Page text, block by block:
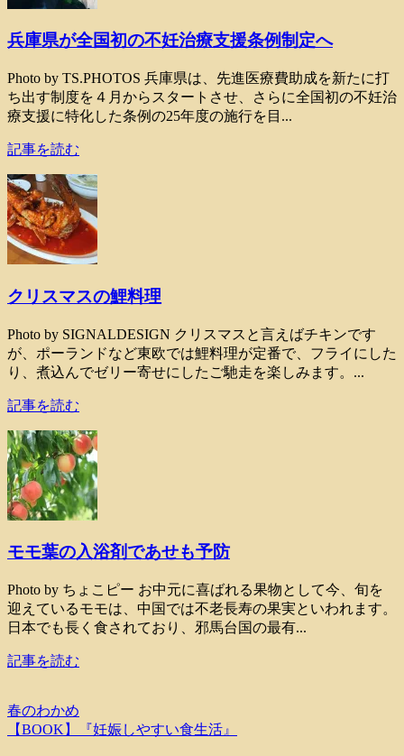
兵庫県が全国初の不妊治療支援条例制定へ
Photo by TS.PHOTOS 兵庫県は、先進医療費助成を新たに打
ち出す制度を４月からスタートさせ、さらに全国初の不妊治
療支援に特化した条例の25年度の施行を目...
記事を読む
クリスマスの鯉料理
Photo by SIGNALDESIGN クリスマスと言えばチキンです
が、ポーランドなど東欧では鯉料理が定番で、フライにした
り、煮込んでゼリー寄せにしたご馳走を楽しみます。...
記事を読む
モモ葉の入浴剤であせも予防
Photo by ちょこピー お中元に喜ばれる果物として今、旬を
迎えているモモは、中国では不老長寿の果実といわれます。
日本でも長く食されており、邪馬台国の最有...
記事を読む
春のわかめ
【BOOK】『妊娠しやすい食生活』